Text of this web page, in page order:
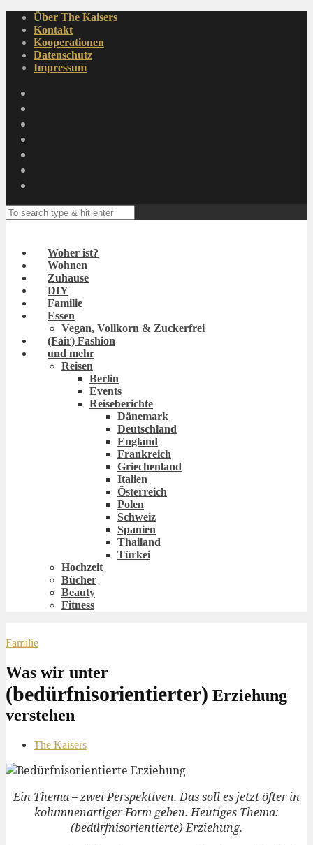
Über The Kaisers
Kontakt
Kooperationen
Datenschutz
Impressum
Woher ist?
Wohnen
Zuhause
DIY
Familie
Essen
Vegan, Vollkorn & Zuckerfrei
(Fair) Fashion
und mehr
Reisen
Berlin
Events
Reiseberichte
Dänemark
Deutschland
England
Frankreich
Griechenland
Italien
Österreich
Polen
Schweiz
Spanien
Thailand
Türkei
Hochzeit
Bücher
Beauty
Fitness
Familie
Was wir unter
(bedürfnisorientierter) Erziehung
verstehen
The Kaisers
Ein Thema – zwei Perspektiven. Das soll es jetzt öfter in
kolumnenartiger Form geben. Heutiges Thema:
(bedürfnisorientierte) Erziehung.